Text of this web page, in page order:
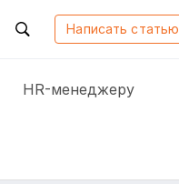
Написать статью
HR-менеджеру